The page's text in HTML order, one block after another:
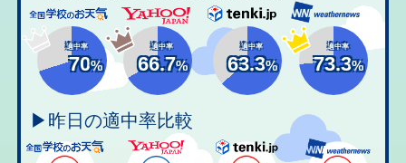
適中率
70%
適中率
66.7%
適中率
63.3%
適中率
73.3%
▶昨日の適中率比較